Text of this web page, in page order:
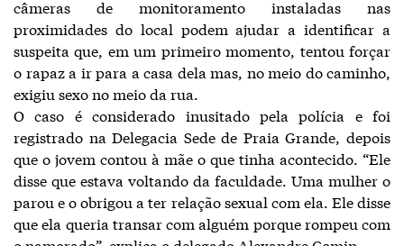
câmeras de monitoramento instaladas nas
proximidades do local podem ajudar a identificar a
suspeita que, em um primeiro momento, tentou forçar
o rapaz a ir para a casa dela mas, no meio do caminho,
exigiu sexo no meio da rua.
O caso é considerado inusitado pela polícia e foi
registrado na Delegacia Sede de Praia Grande, depois
que o jovem contou à mãe o que tinha acontecido. “Ele
disse que estava voltando da faculdade. Uma mulher o
parou e o obrigou a ter relação sexual com ela. Ele disse
que ela queria transar com alguém porque rompeu com